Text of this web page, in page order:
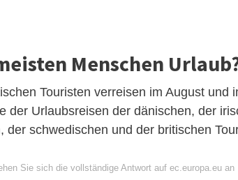
Menschen
Touristen verreisen im August und
der Urlaubsreisen der dänischen, der
der schwedischen und der britischen
Sie sich die vollständige Antwort auf ec.europa.eu an